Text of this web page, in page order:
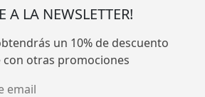
A LA NEWSLETTER!
un 10% de descuento
con otras promociones